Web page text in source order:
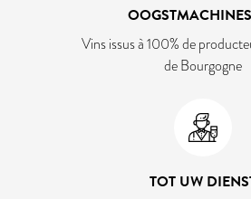
Vins issus à 100% de
de Bourgogne
TOT UW